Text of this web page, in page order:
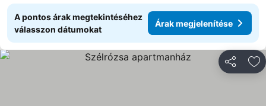
A pontos árak megtekintéséhez
válasszon dátumokat
Árak megjelenítése